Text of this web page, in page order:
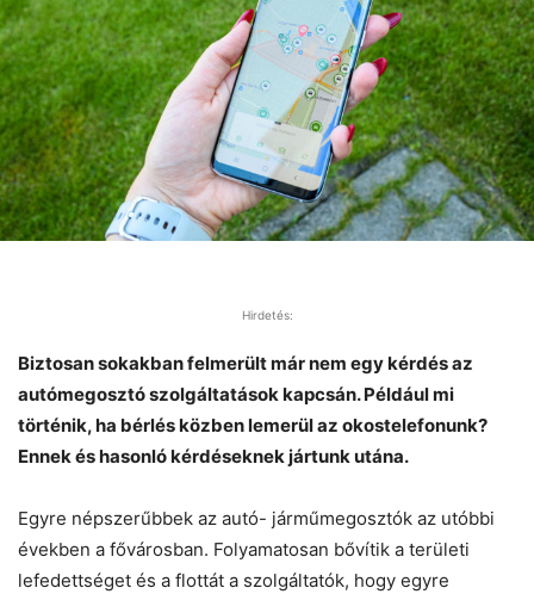
Hirdetés:
Biztosan sokakban felmerült már nem egy kérdés az
autómegosztó szolgáltatások kapcsán. Például mi
történik, ha bérlés közben lemerül az okostelefonunk?
Ennek és hasonló kérdéseknek jártunk utána.
Egyre népszerűbbek az autó- járműmegosztók az utóbbi
években a fővárosban. Folyamatosan bővítik a területi
lefedettséget és a flottát a szolgáltatók, hogy egyre